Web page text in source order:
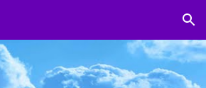
Skip to navigation